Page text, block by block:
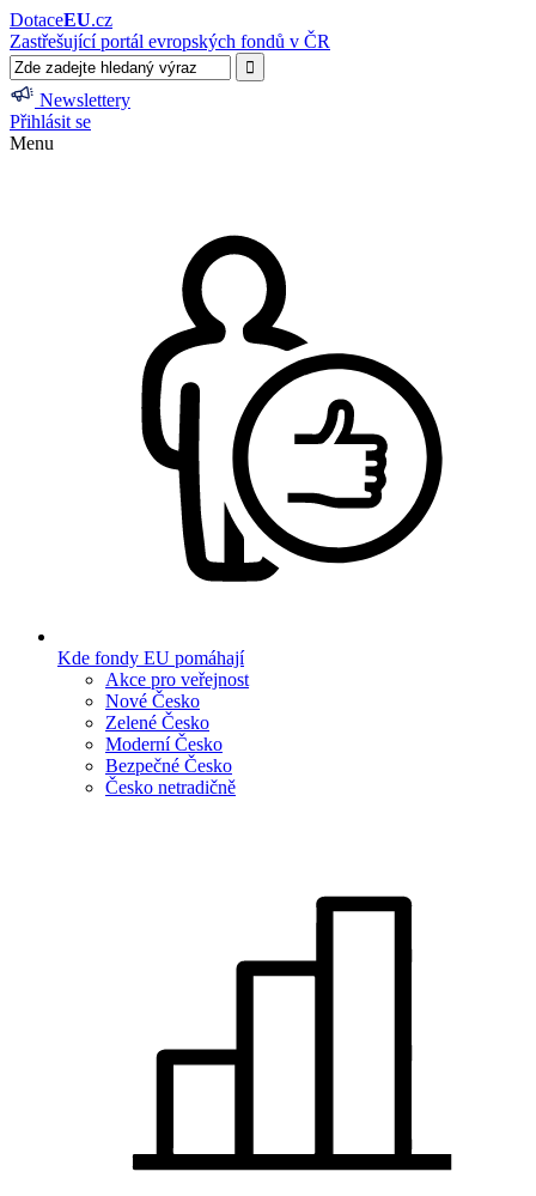
DotaceEU.cz
Zastřešující portál evropských fondů v ČR
Newslettery
Přihlásit se
Menu
Kde fondy EU pomáhají
Akce pro veřejnost
Nové Česko
Zelené Česko
Moderní Česko
Bezpečné Česko
Česko netradičně